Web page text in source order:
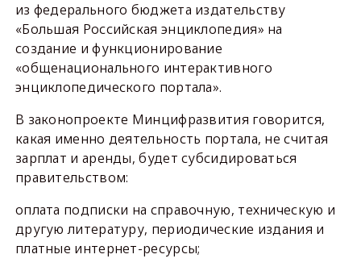
из федерального бюджета издательству
«Большая Российская энциклопедия» на
создание и функционирование
«общенационального интерактивного
энциклопедического портала».
В законопроекте Минцифразвития говорится,
какая именно деятельность портала, не считая
зарплат и аренды, будет субсидироваться
правительством:
оплата подписки на справочную, техническую и
другую литературу, периодические издания и
платные интернет-ресурсы;